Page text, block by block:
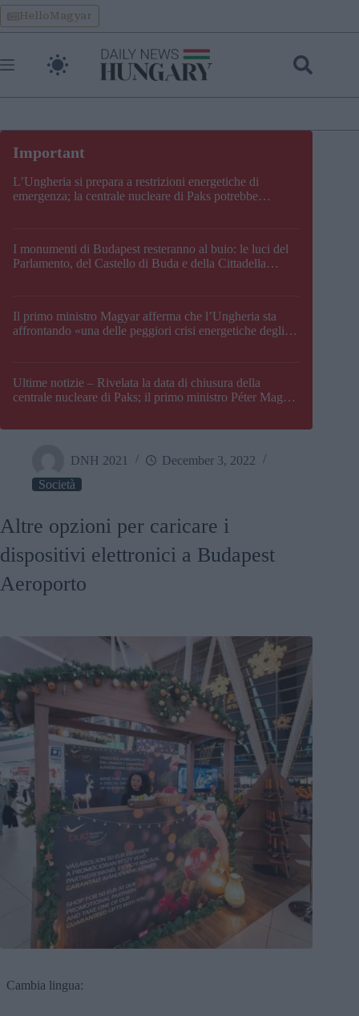
Skip
to
content
HelloMagyar
L’Ungheria si prepara a restrizioni energetiche di
emergenza; la centrale nucleare di Paks potrebbe
I monumenti di Budapest resteranno al buio: le luci del
Parlamento, del Castello di Buda e della Cittadella
Il primo ministro Magyar afferma che l’Ungheria sta
affrontando «una delle peggiori crisi energetiche degli
Ultime notizie – Rivelata la data di chiusura della
centrale nucleare di Paks; il primo ministro Péter Magyar
DNH 2021
December 3, 2022
Società
Altre opzioni per caricare i
dispositivi elettronici a Budapest
Aeroporto
Cambia lingua: